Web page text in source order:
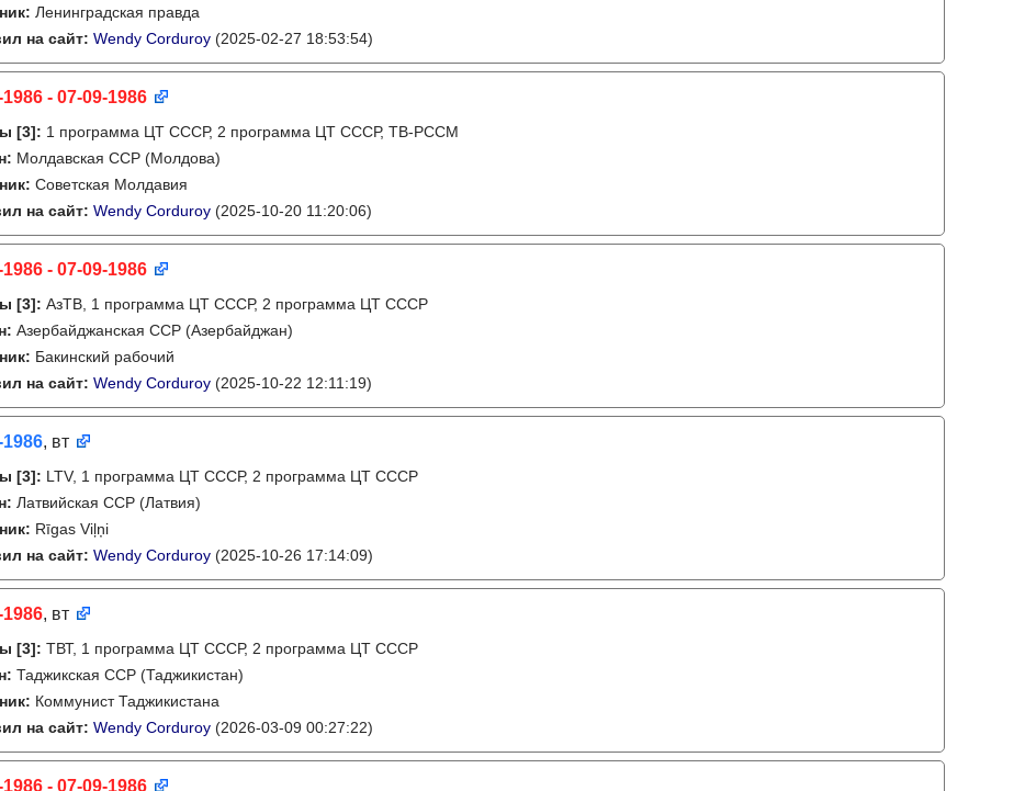
Ленинградская правда
на сайт: Wendy Corduroy (2025-02-27 18:53:54)
- 07-09-1986
[3]: 1 программа ЦТ СССР, 2 программа ЦТ СССР, ТВ-РССМ
Молдавская ССР (Молдова)
Советская Молдавия
на сайт: Wendy Corduroy (2025-10-20 11:20:06)
- 07-09-1986
[3]: АзТВ, 1 программа ЦТ СССР, 2 программа ЦТ СССР
Азербайджанская ССР (Азербайджан)
Бакинский рабочий
на сайт: Wendy Corduroy (2025-10-22 12:11:19)
1986, вт
[3]: LTV, 1 программа ЦТ СССР, 2 программа ЦТ СССР
Латвийская ССР (Латвия)
Rīgas Viļņi
на сайт: Wendy Corduroy (2025-10-26 17:14:09)
1986, вт
[3]: ТВТ, 1 программа ЦТ СССР, 2 программа ЦТ СССР
Таджикская ССР (Таджикистан)
Коммунист Таджикистана
на сайт: Wendy Corduroy (2026-03-09 00:27:22)
- 07-09-1986